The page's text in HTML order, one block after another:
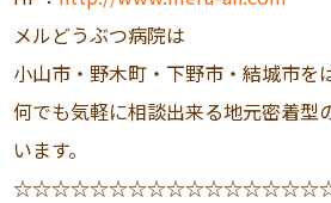
メルどうぶつ病院は
小山市・野木町・下野市・結城市を
何でも気軽に相談出来る地元密着型
います。